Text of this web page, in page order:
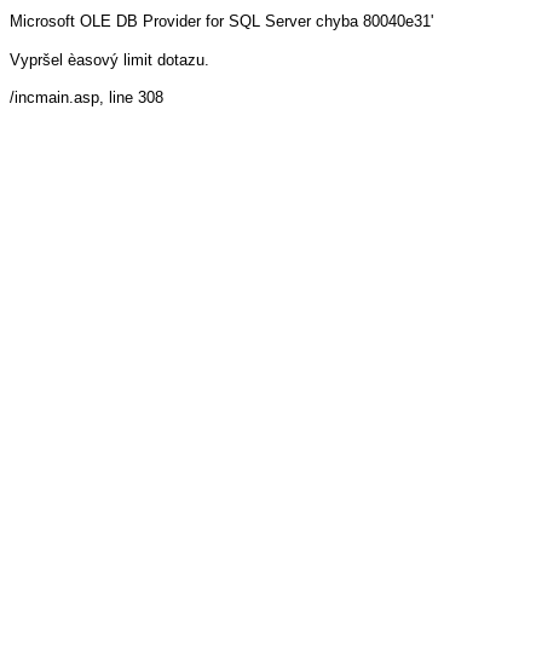
Microsoft OLE DB Provider for SQL Server chyba 80040e31'
Vypršel èasový limit dotazu.
/incmain.asp, line 308